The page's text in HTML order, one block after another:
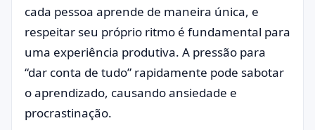
cada pessoa aprende de maneira única, e
respeitar seu próprio ritmo é fundamental para
uma experiência produtiva. A pressão para
“dar conta de tudo” rapidamente pode sabotar
o aprendizado, causando ansiedade e
procrastinação.